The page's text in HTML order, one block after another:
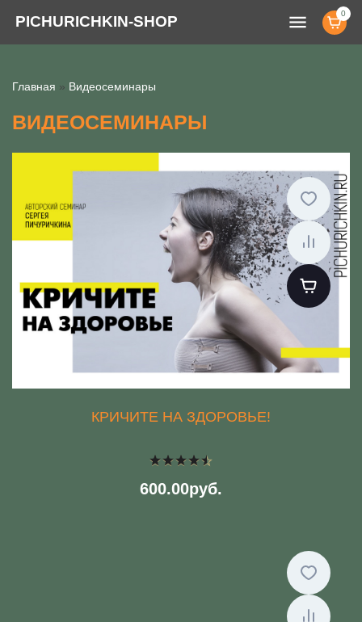
PICHURICHKIN-SHOP menu 0
Главная » Видеосеминары
ВИДЕОСЕМИНАРЫ
КРИЧИТЕ НА ЗДОРОВЬЕ!
600.00руб.